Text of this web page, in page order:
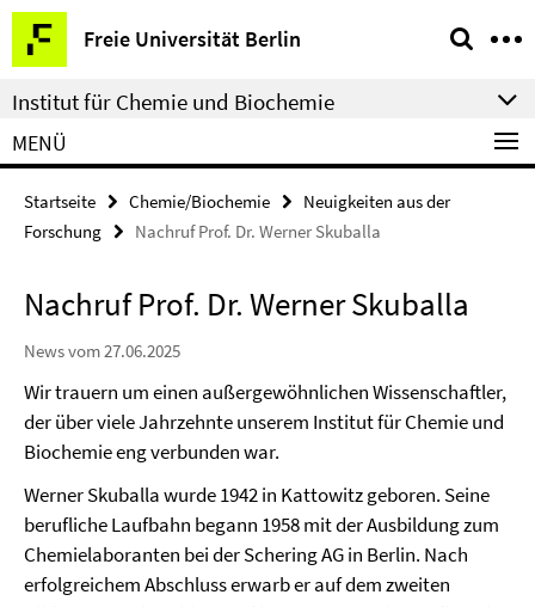
Springe
direkt
zu
Inhalt
Freie Universität Berlin
Service-
Navigation
Institut für Chemie und Biochemie
MENÜ
Startseite Chemie/Biochemie
Neuigkeiten aus der
Forschung
Nachruf Prof. Dr. Werner Skuballa
Nachruf Prof. Dr. Werner Skuballa
News vom 27.06.2025
Wir trauern um einen außergewöhnlichen Wissenschaftler,
der über viele Jahrzehnte unserem Institut für Chemie und
Biochemie eng verbunden war.
Werner Skuballa wurde 1942 in Kattowitz geboren. Seine
berufliche Laufbahn begann 1958 mit der Ausbildung zum
Chemielaboranten bei der Schering AG in Berlin. Nach
erfolgreichem Abschluss erwarb er auf dem zweiten